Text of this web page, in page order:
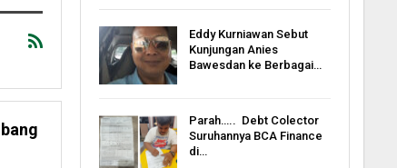
Eddy Kurniawan Sebut
Kunjungan Anies
Bawesdan ke Berbagai…
Parah….. Debt Colector
Suruhannya BCA Finance
di…